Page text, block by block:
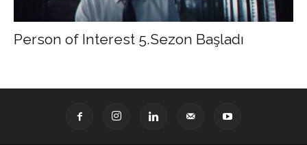
Person of Interest 5.Sezon Başladı